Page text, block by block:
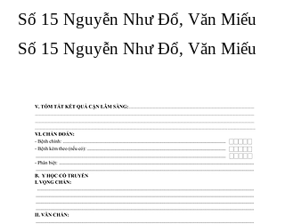
Số 15 Nguyễn Như Đổ, Văn Miếu​​​​
Số 15 Nguyễn Như Đổ, Văn Miếu​​​​